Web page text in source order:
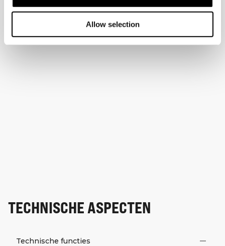
Allow selection
TECHNISCHE ASPECTEN
Technische functies